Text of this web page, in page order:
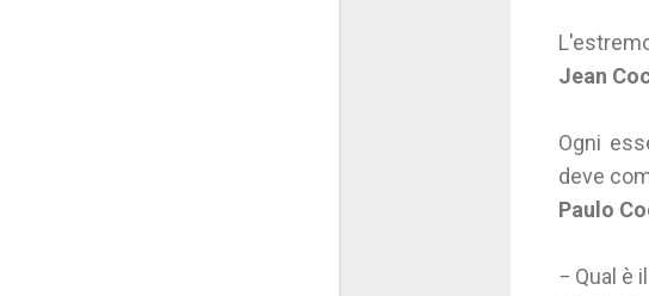
Jean
Ogni
deve
Paulo
− Qual è